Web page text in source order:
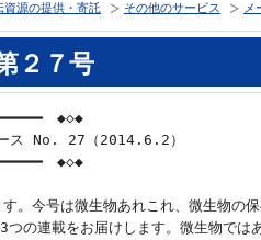
資源の提供・寄託 その他のサービス メ
２７号
　◆◇◆
No. 27（2014.6.2）
　◆◇◆
。今号は微生物あれこれ、微生物の
の連載をお届けします。微生物では